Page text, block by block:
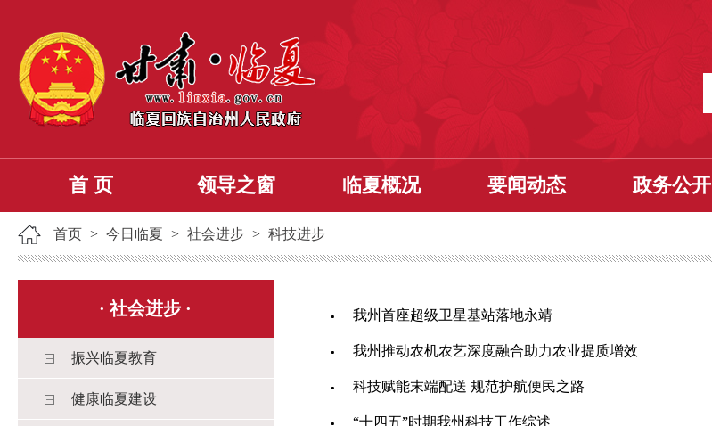
首 页 领导之窗 临夏概况 要闻动态 政务公开
首页 > 今日临夏 > 社会进步 > 科技进步
·社会进步 ·
振兴临夏教育
健康临夏建设
我州首座超级卫星基站落地永靖
我州推动农机农艺深度融合助力农业提质增效
科技赋能末端配送 规范护航便民之路
“十四五”时期我州科技工作综述